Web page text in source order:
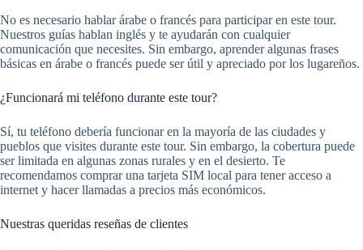
No es necesario hablar árabe o francés para participar en este tour.
Nuestros guías hablan inglés y te ayudarán con cualquier
comunicación que necesites. Sin embargo, aprender algunas frases
básicas en árabe o francés puede ser útil y apreciado por los lugareños.
¿Funcionará mi teléfono durante este tour?
Sí, tu teléfono debería funcionar en la mayoría de las ciudades y
pueblos que visites durante este tour. Sin embargo, la cobertura puede
ser limitada en algunas zonas rurales y en el desierto. Te
recomendamos comprar una tarjeta SIM local para tener acceso a
internet y hacer llamadas a precios más económicos.
Nuestras queridas reseñas de clientes